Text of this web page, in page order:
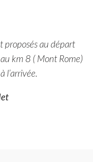
proposés au départ
km 8 ( Mont Rome)
l’arrivée.